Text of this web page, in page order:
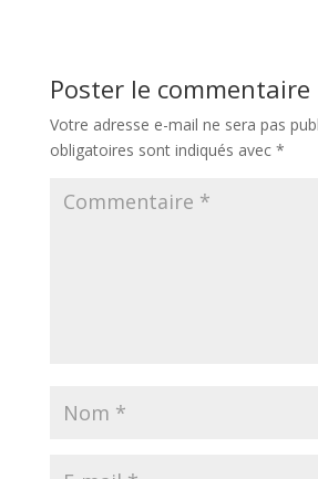
Poster le commentaire
Votre adresse e-mail ne sera pas
obligatoires sont indiqués avec *